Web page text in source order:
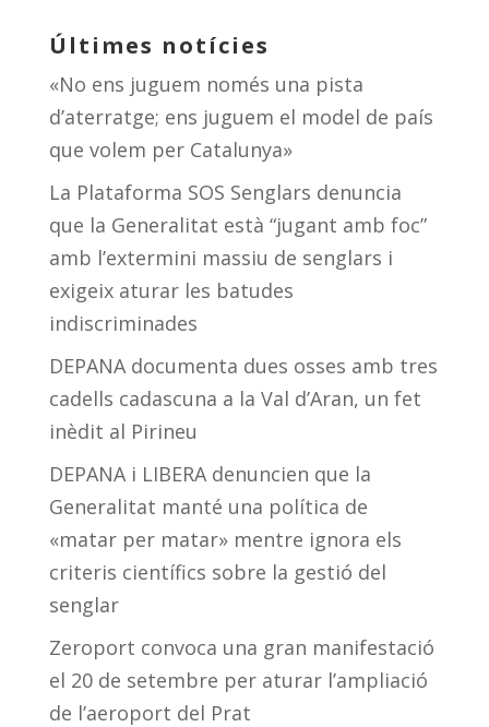
Últimes notícies
«No ens juguem només una pista
d’aterratge; ens juguem el model de país
que volem per Catalunya»
La Plataforma SOS Senglars denuncia
que la Generalitat està “jugant amb foc”
amb l’extermini massiu de senglars i
exigeix aturar les batudes
indiscriminades
DEPANA documenta dues osses amb tres
cadells cadascuna a la Val d’Aran, un fet
inèdit al Pirineu
DEPANA i LIBERA denuncien que la
Generalitat manté una política de
«matar per matar» mentre ignora els
criteris científics sobre la gestió del
senglar
Zeroport convoca una gran manifestació
el 20 de setembre per aturar l’ampliació
de l’aeroport del Prat